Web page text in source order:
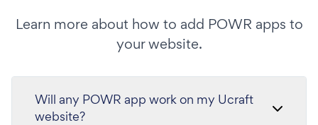
Learn more about how to add POWR apps to
your website.
Will any POWR app work on my Ucraft
website?